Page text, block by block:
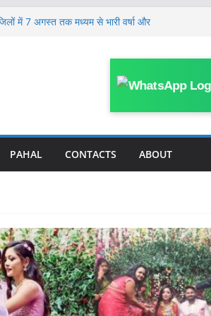
में 7 अगस्त तक मध्यम से भारी वर्षा और
FIR; काम में बाधा, आउटसोर्सिंग कर्मियों से
संदेहास्पद परिस्थिति में मौ’त, संस्कृत विषय से
PAHAL CONTACTS ABOUT